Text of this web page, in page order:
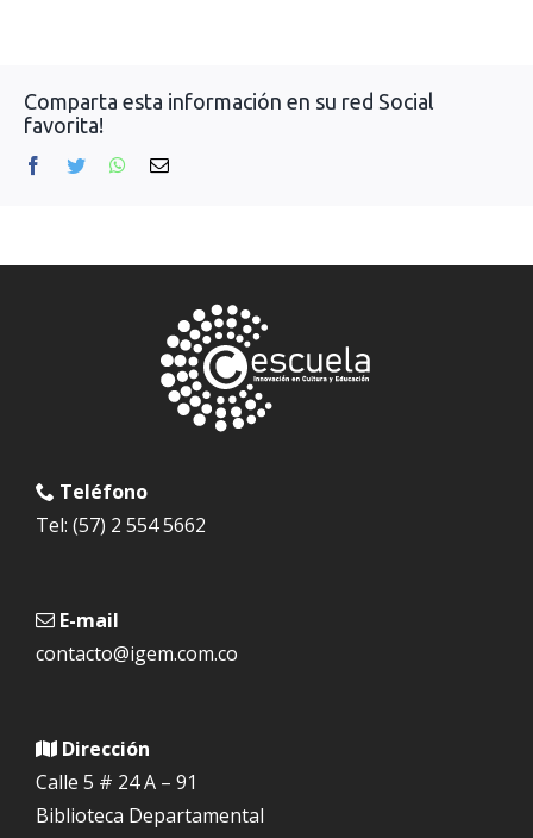
Comparta esta información en su red Social
favorita!
Facebook
Twitter WhatsApp
Correo
Teléfono
Tel: (57) 2 554 5662
E-mail
contacto@igem.com.co
Dirección
Calle 5 # 24 A – 91
Biblioteca Departamental